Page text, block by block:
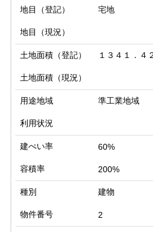
地目（登記） 宅地
地目（現況）
土地面積（登記） １３４１．４
土地面積（現況）
用途地域 準工業地域
利用状況
建ぺい率 60%
容積率 200%
種別 建物
物件番号 2